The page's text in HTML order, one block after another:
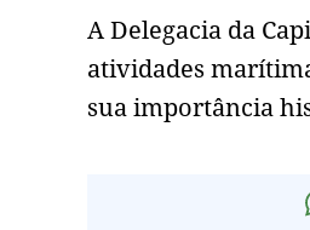
A Delegacia da
atividades
sua importância